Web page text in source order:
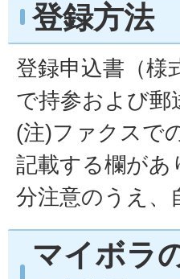
登録方法
登録申込書（様
で持参および郵
(注)ファクスで
記載する欄が
分注意のうえ、
マイボラ